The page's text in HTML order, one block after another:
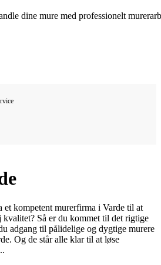
dine mure med professionelt
et kompetent murerfirma i Varde til at
Så er du kommet til det rigtige
adgang til pålidelige og dygtige murere
Og de står alle klar til at løse